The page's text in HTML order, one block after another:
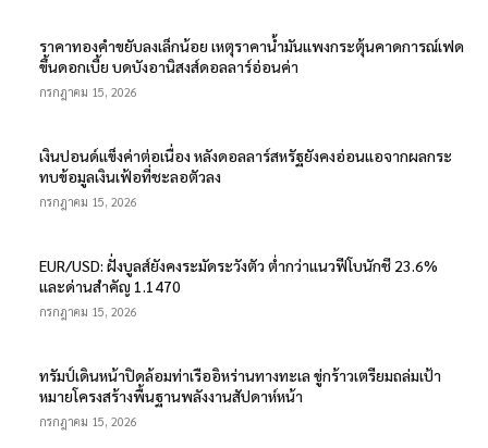
ราคาทองคำขยับลงเล็กน้อย เหตุราคาน้ำมันแพงกระตุ้นคาดการณ์เฟด
ขึ้นดอกเบี้ย บดบังอานิสงส์ดอลลาร์อ่อนค่า
กรกฎาคม 15, 2026
เงินปอนด์แข็งค่าต่อเนื่อง หลังดอลลาร์สหรัฐยังคงอ่อนแอจากผลกระ
ทบข้อมูลเงินเฟ้อที่ชะลอตัวลง
กรกฎาคม 15, 2026
EUR/USD: ฝั่งบูลส์ยังคงระมัดระวังตัว ต่ำกว่าแนวฟีโบนักชี 23.6%
และด่านสำคัญ 1.1470
กรกฎาคม 15, 2026
ทรัมป์เดินหน้าปิดล้อมท่าเรืออิหร่านทางทะเล ขู่กร้าวเตรียมถล่มเป้า
หมายโครงสร้างพื้นฐานพลังงานสัปดาห์หน้า
กรกฎาคม 15, 2026